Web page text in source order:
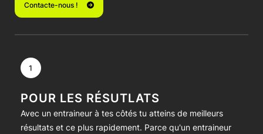
Contacte-nous !
POUR LES RÉSUTLATS
Avec un entraineur à tes côtés tu atteins de meilleurs
résultats et ce plus rapidement. Parce qu'un entraineur